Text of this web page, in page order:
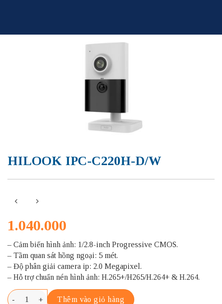
HILOOK IPC-C220H-D/W
1.040.000
– Cảm biến hình ảnh: 1/2.8-inch Progressive CMOS.
– Tầm quan sát hồng ngoại: 5 mét.
– Độ phân giải camera ip: 2.0 Megapixel.
– Hỗ trợ chuẩn nén hình ảnh: H.265+/H265/H.264+ & H.264.
HILOOK IPC-C220H-D/W số lượng
Thêm vào giỏ hàng